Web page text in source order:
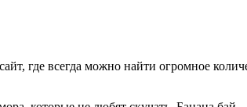
где всегда можно найти огромное